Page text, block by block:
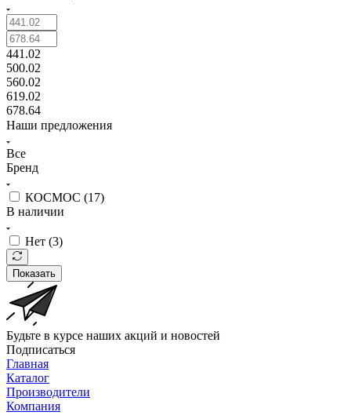
441.02
500.02
560.02
619.02
678.64
Наши предложения
Все
Бренд
КОСМОС (17)
В наличии
Нет (3)
Показать
Будьте в курсе наших акций и новостей
Подписаться
Главная
Каталог
Производители
Компания